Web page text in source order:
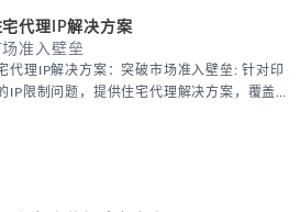
宅代理IP解决方案
准入壁垒
代理IP解决方案：突破市场准入壁垒: 针对印
IP限制问题，提供住宅代理解决方案，覆盖主